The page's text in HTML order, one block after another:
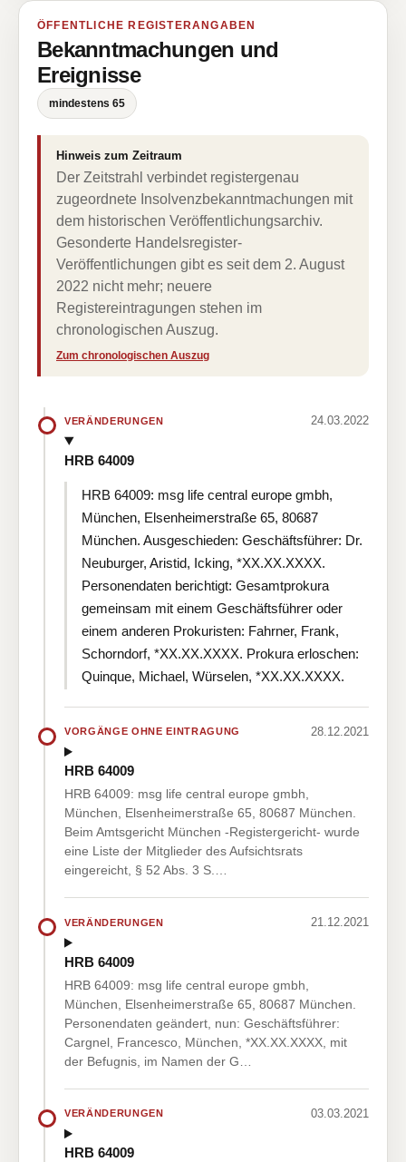
ÖFFENTLICHE REGISTERANGABEN
Bekanntmachungen und
Ereignisse
mindestens 65
Hinweis zum Zeitraum
Der Zeitstrahl verbindet registergenau
zugeordnete Insolvenzbekanntmachungen mit
dem historischen Veröffentlichungsarchiv.
Gesonderte Handelsregister-
Veröffentlichungen gibt es seit dem 2. August
2022 nicht mehr; neuere
Registereintragungen stehen im
chronologischen Auszug.
Zum chronologischen Auszug
VERÄNDERUNGEN 24.03.2022
HRB 64009
HRB 64009: msg life central europe gmbh,
München, Elsenheimerstraße 65, 80687
München. Ausgeschieden: Geschäftsführer: Dr.
Neuburger, Aristid, Icking, *XX.XX.XXXX.
Personendaten berichtigt: Gesamtprokura
gemeinsam mit einem Geschäftsführer oder
einem anderen Prokuristen: Fahrner, Frank,
Schorndorf, *XX.XX.XXXX. Prokura erloschen:
Quinque, Michael, Würselen, *XX.XX.XXXX.
VORGÄNGE OHNE EINTRAGUNG 28.12.2021
HRB 64009
HRB 64009: msg life central europe gmbh,
München, Elsenheimerstraße 65, 80687 München.
Beim Amtsgericht München -Registergericht- wurde
eine Liste der Mitglieder des Aufsichtsrats
eingereicht, § 52 Abs. 3 S.…
VERÄNDERUNGEN 21.12.2021
HRB 64009
HRB 64009: msg life central europe gmbh,
München, Elsenheimerstraße 65, 80687 München.
Personendaten geändert, nun: Geschäftsführer:
Cargnel, Francesco, München, *XX.XX.XXXX, mit
der Befugnis, im Namen der G…
VERÄNDERUNGEN 03.03.2021
HRB 64009